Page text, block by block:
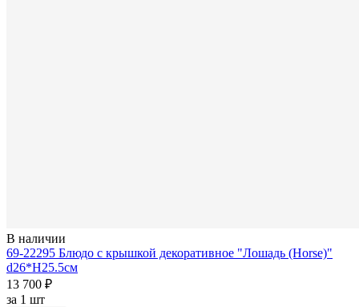
В наличии
69-22295 Блюдо с крышкой декоративное "Лошадь (Horse)"
d26*Н25.5см
13 700 ₽
за 1 шт